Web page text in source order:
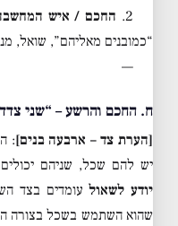
2. החכם / איש
“כמובנים מאליהם”, שואל,
—
ח. החכם והרשע – “שני
[הערת צד – ארבעה בנים]: ה
יש להם שכל, שניהם
יודע לשאולעומדים בצד
שהוא השתמש בשכל בצורה